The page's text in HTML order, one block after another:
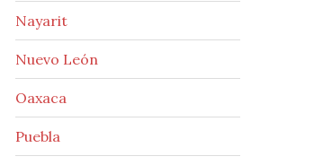
Nayarit
Nuevo León
Oaxaca
Puebla